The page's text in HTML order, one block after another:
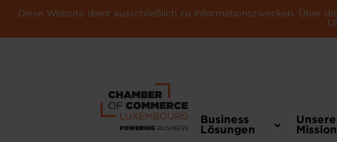
Diese Website dient ausschließlich zu Informationszwecken. Über
Business
Lösungen
Unsere